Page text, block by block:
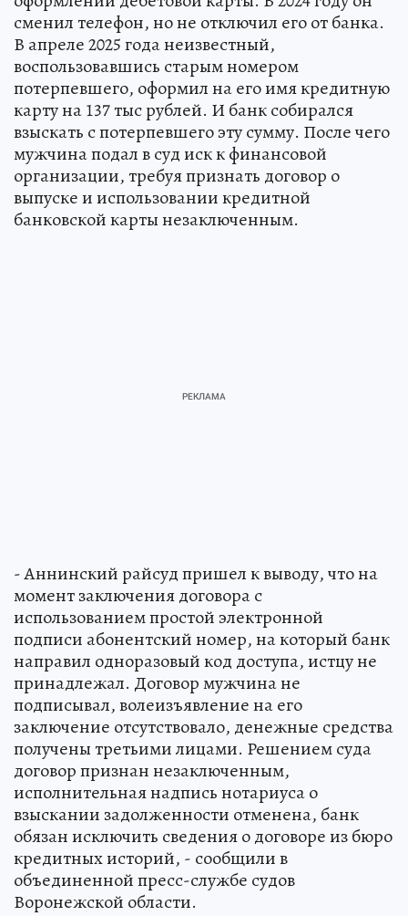
сменил телефон, но не отключил его от банка.
В апреле 2025 года неизвестный,
воспользовавшись старым номером
потерпевшего, оформил на его имя кредитную
карту на 137 тыс рублей. И банк собирался
взыскать с потерпевшего эту сумму. После чего
мужчина подал в суд иск к финансовой
организации, требуя признать договор о
выпуске и использовании кредитной
банковской карты незаключенным.
- Аннинский райсуд пришел к выводу, что на
момент заключения договора с
использованием простой электронной
подписи абонентский номер, на который банк
направил одноразовый код доступа, истцу не
принадлежал. Договор мужчина не
подписывал, волеизъявление на его
заключение отсутствовало, денежные средства
получены третьими лицами. Решением суда
договор признан незаключенным,
исполнительная надпись нотариуса о
взыскании задолженности отменена, банк
обязан исключить сведения о договоре из бюро
кредитных историй, - сообщили в
объединенной пресс-службе судов
Воронежской области.